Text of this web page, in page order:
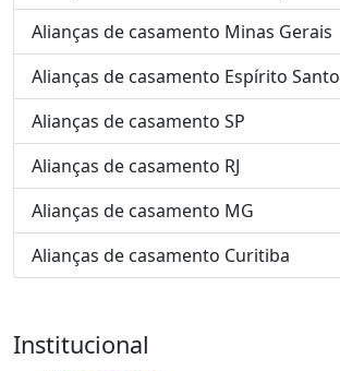
Alianças de casamento Minas Gerais
Alianças de casamento Espírito Santo
Alianças de casamento SP
Alianças de casamento RJ
Alianças de casamento MG
Alianças de casamento Curitiba
Institucional